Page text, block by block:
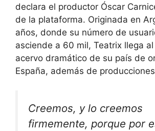
declara el productor Óscar
de la plataforma. Originada en
años, donde su número de
asciende a 60 mil, Teatrix llega
acervo dramático de su país de
España, además de
Creemos, y lo creemos
firmemente, porque por